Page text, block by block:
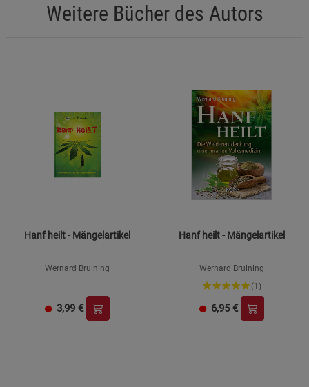
Weitere Bücher des Autors
Hanf heilt - Mängelartikel
Wernard Bruining
3,99 €
Hanf heilt - Mängelartikel
Wernard Bruining
(1)
6,95 €